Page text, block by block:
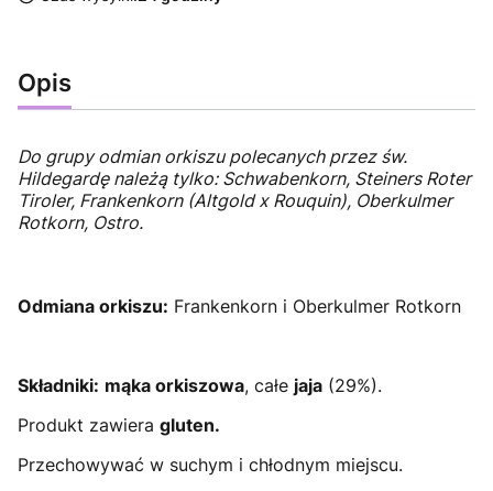
Opis
Do grupy odmian orkiszu polecanych przez św.
Hildegardę należą tylko: Schwabenkorn, Steiners Roter
Tiroler, Frankenkorn (Altgold x Rouquin), Oberkulmer
Rotkorn, Ostro.
Odmiana orkiszu: Frankenkorn i Oberkulmer Rotkorn
Składniki: mąka orkiszowa, całe jaja (29%).
Produkt zawiera gluten.
Przechowywać w suchym i chłodnym miejscu.